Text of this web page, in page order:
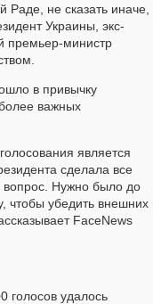
Раде, не сказать иначе,
Украины, экс-
премьер-министр
в привычку
важных
является
сделала все
вопрос. Нужно было до
чтобы убедить внешних
FaceNews
голосов удалось